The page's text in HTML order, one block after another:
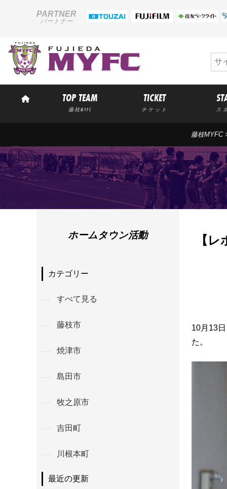
PARTNER
パートナー
TOP TEAM
藤枝MYFC
TICKET
チケット ス
藤枝MYFC
【
10月13
た。
ホームタウン活動
カテゴリー
すべて見る
藤枝市
焼津市
島田市
牧之原市
吉田町
川根本町
最近の更新